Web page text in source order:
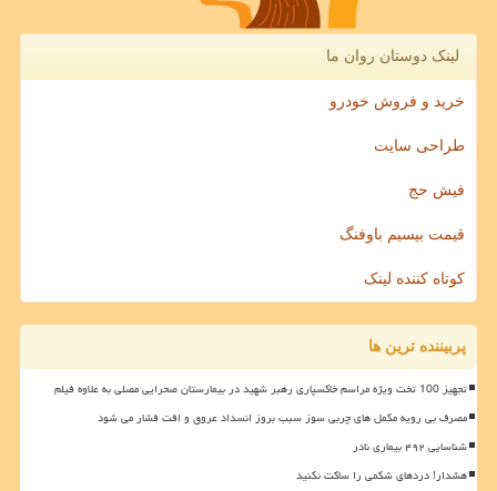
لینک دوستان روان ما
خرید و فروش خودرو
طراحی سایت
فیش حج
قیمت بیسیم باوفنگ
کوتاه کننده لینک
پربیننده ترین ها
تجهیز 100 تخت ویژه مراسم خاکسپاری رهبر شهید در بیمارستان صحرایی مصلی به علاوه فیلم
مصرف بی رویه مکمل های چربی سوز سبب بروز انسداد عروق و افت فشار می شود
شناسایی ۴۹۲ بیماری نادر
هشدار! دردهای شکمی را ساکت نکنید